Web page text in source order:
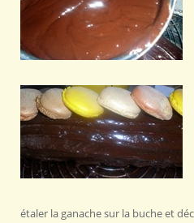
étaler la ganache sur la buche et